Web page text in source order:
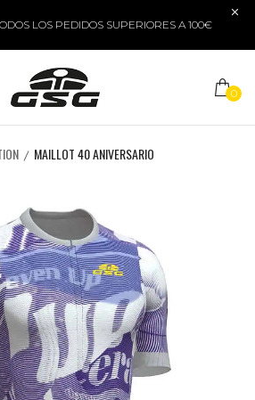
LOS PEDIDOS SUPERIORES A 100€
0
MAILLOT 40 ANIVERSARIO